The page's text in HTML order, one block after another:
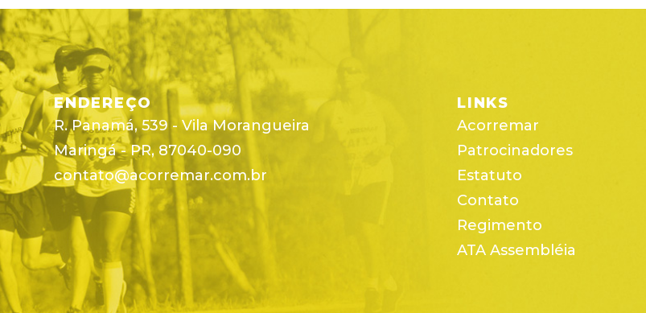
ENDEREÇO
R. Panamá, 539 - Vila Morangueira
Maringá - PR, 87040-090
contato@acorremar.com.br
LINKS
Acorremar
Patrocinadores
Estatuto
Contato
Regimento
ATA Assembléia